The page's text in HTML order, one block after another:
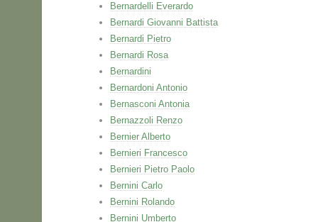
Bernardelli Everardo
Bernardi Giovanni Battista
Bernardi Pietro
Bernardi Rosa
Bernardini
Bernardoni Antonio
Bernasconi Antonia
Bernazzoli Renzo
Bernier Alberto
Bernieri Francesco
Bernieri Pietro Paolo
Bernini Carlo
Bernini Rolando
Bernini Umberto